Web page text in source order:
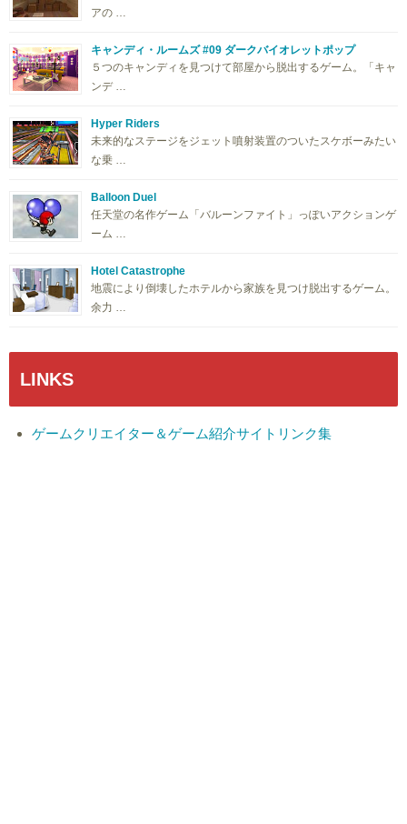
アの …
キャンディ・ルームズ #09 ダークバイオレットポップ
５つのキャンディを見つけて部屋から脱出するゲーム。「キャ
ンデ …
Hyper Riders
未来的なステージをジェット噴射装置のついたスケボーみたい
な乗 …
Balloon Duel
任天堂の名作ゲーム「バルーンファイト」っぽいアクションゲ
ーム …
Hotel Catastrophe
地震により倒壊したホテルから家族を見つけ脱出するゲーム。
余力 …
LINKS
ゲームクリエイター＆ゲーム紹介サイトリンク集